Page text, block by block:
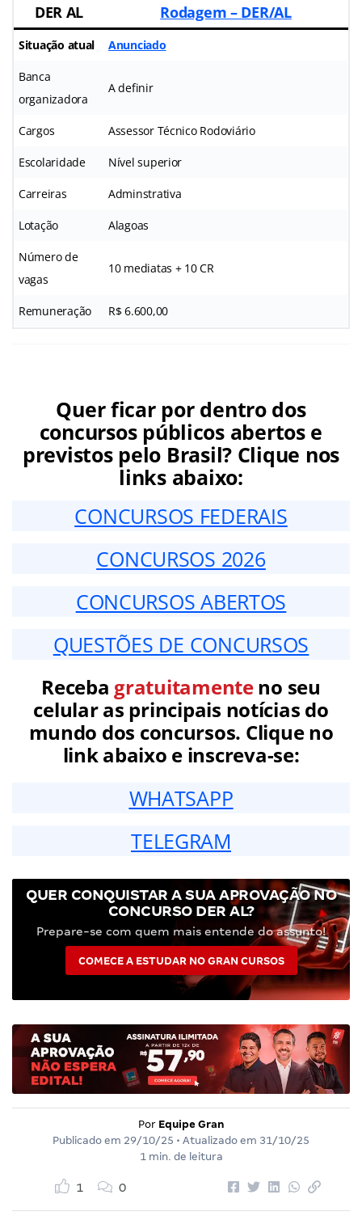
DER AL
Rodagem – DER/AL
Situação atual Anunciado
Banca
organizadora
A definir
Cargos Assessor Técnico Rodoviário
Escolaridade Nível superior
Carreiras Adminstrativa
Lotação Alagoas
Número de
vagas
10 mediatas + 10 CR
Remuneração R$ 6.600,00
Quer ficar por dentro dos
concursos públicos abertos e
previstos pelo Brasil? Clique nos
links abaixo:
CONCURSOS FEDERAIS
CONCURSOS 2026
CONCURSOS ABERTOS
QUESTÕES DE CONCURSOS
Receba gratuitamenteno seu
celular as principais notícias do
mundo dos concursos. Clique no
link abaixo e inscreva-se:
WHATSAPP
TELEGRAM
QUER CONQUISTAR A SUA APROVAÇÃO NO
CONCURSO DER AL?
Prepare-se com quem mais entende do assunto!
COMECE A ESTUDAR NO GRAN CURSOS
Por Equipe Gran
Publicado em 29/10/25 • Atualizado em 31/10/25
1 min. de leitura
1 0